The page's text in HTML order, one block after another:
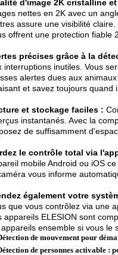
d'image 2K cristalline
nettes en 2K avec un
assure une visibilité
offrent une protection fiable
précises grâce à la
interruptions inutiles. Vous
alertes dues aux
et savez toujours quand
et stockage faciles :
instantanés. Avec la
de suffisamment
le contrôle total via
mobile Android ou iOS
vous informe
également votre
que vous contrôlez via une
appareils ELESION sont
appareils ensemble si vous le
de mouvement pour
de personnes activable :